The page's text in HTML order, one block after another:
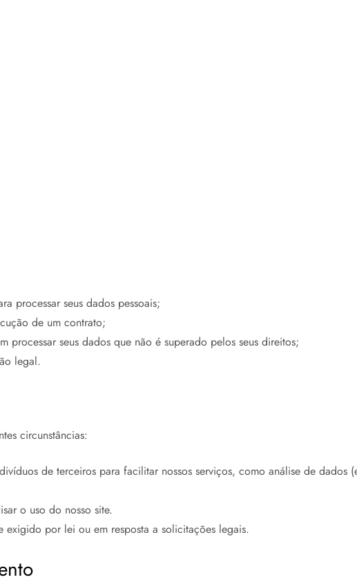
processar seus dados pessoais;
de um contrato;
processar seus dados que não é superado pelos seus direitos;
legal.
circunstâncias:
de terceiros para facilitar nossos serviços, como análise de dados
o uso do nosso site.
exigido por lei ou em resposta a solicitações legais.